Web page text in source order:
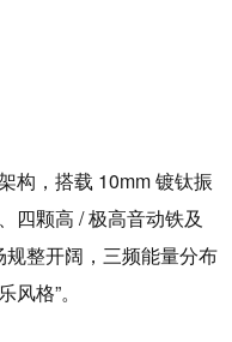
构，搭载 10mm 镀钛振
四颗高 / 极高音动铁及
整开阔，三频能量分布
格”。